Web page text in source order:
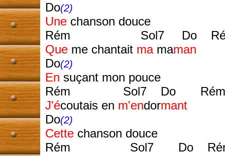
Do(2)
Une chanson douce
Rém Sol7 Do Rém
Que me chantait mamaman
Do(2)
En suçant mon pouce
Rém Sol7 Do Rém
J'écoutais en m'endormant
Do(2)
Cette chanson douce
Rém Sol7 Do Rém